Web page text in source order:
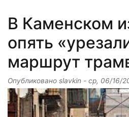
В Каменском
опять
маршрут
Опубликовано slavkin - ср, 06/16/